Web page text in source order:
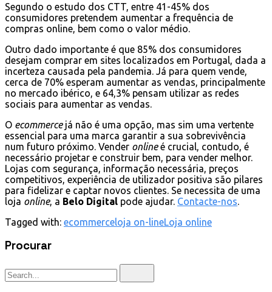
Segundo o estudo dos CTT, entre 41-45% dos
consumidores pretendem aumentar a frequência de
compras online, bem como o valor médio.
Outro dado importante é que 85% dos consumidores
desejam comprar em sites localizados em Portugal, dada a
incerteza causada pela pandemia. Já para quem vende,
cerca de 70% esperam aumentar as vendas, principalmente
no mercado ibérico, e 64,3% pensam utilizar as redes
sociais para aumentar as vendas.
O ecommercejá não é uma opção, mas sim uma vertente
essencial para uma marca garantir a sua sobrevivência
num futuro próximo. Vender onlineé crucial, contudo, é
necessário projetar e construir bem, para vender melhor.
Lojas com segurança, informação necessária, preços
competitivos, experiência de utilizador positiva são pilares
para fidelizar e captar novos clientes. Se necessita de uma
loja online, a Belo Digital pode ajudar. Contacte-nos
Tagged with: ecommerce loja on-lineLoja online
Procurar